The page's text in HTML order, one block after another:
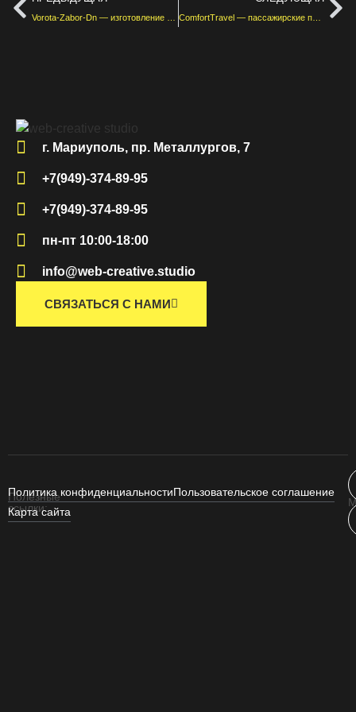
ComfortTravel — пассажирские перевозки
г. Мариуполь, пр. Металлургов, 7
+7(949)-374-89-95
+7(949)-374-89-95
пн-пт 10:00-18:00
info@web-creative.studio
СВЯЗАТЬСЯ С НАМИ
Полезные
ссылки:
Политика конфиденциальностиПользовательское соглашение
Карта сайта